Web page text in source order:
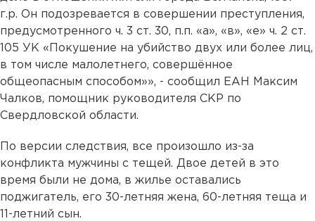
г.р. Он подозревается в совершении преступления,
предусмотренного ч. 3 ст. 30, п.п. «а», «в», «е» ч. 2 ст.
105 УК «Покушение на убийство двух или более лиц,
в том числе малолетнего, совершённое
общеопасным способом»», - сообщил ЕАН Максим
Чалков, помощник руководителя СКР по
Свердловской области.
По версии следствия, все произошло из-за
конфликта мужчины с тещей. Двое детей в это
время были не дома, в жилье оставались
поджигатель, его 30-летняя жена, 60-летняя теща и
11-летний сын.